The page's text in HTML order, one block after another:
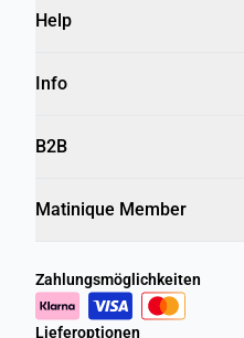
Help
Info
B2B
Matinique Member
Zahlungsmöglichkeiten
Lieferoptionen